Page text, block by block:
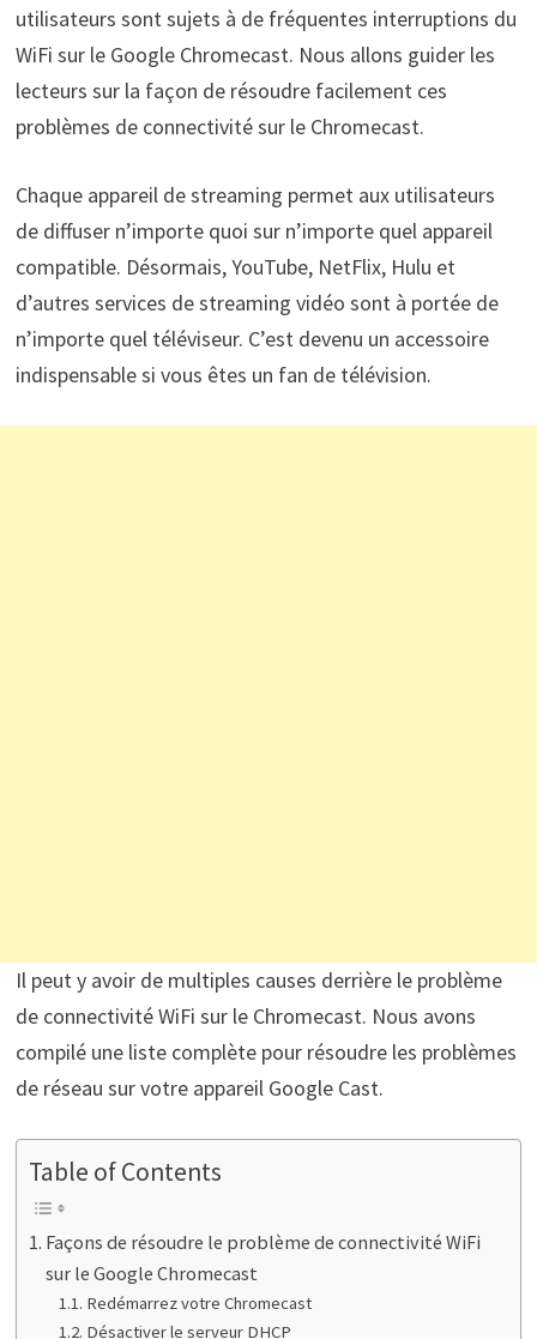
utilisateurs sont sujets à de fréquentes interruptions du
WiFi sur le Google Chromecast. Nous allons guider les
lecteurs sur la façon de résoudre facilement ces
problèmes de connectivité sur le Chromecast.
Chaque appareil de streaming permet aux utilisateurs
de diffuser n’importe quoi sur n’importe quel appareil
compatible. Désormais, YouTube, NetFlix, Hulu et
d’autres services de streaming vidéo sont à portée de
n’importe quel téléviseur. C’est devenu un accessoire
indispensable si vous êtes un fan de télévision.
Il peut y avoir de multiples causes derrière le problème
de connectivité WiFi sur le Chromecast. Nous avons
compilé une liste complète pour résoudre les problèmes
de réseau sur votre appareil Google Cast.
Table of Contents
Façons de résoudre le problème de connectivité WiFi
sur le Google Chromecast
Redémarrez votre Chromecast
Désactiver le serveur DHCP